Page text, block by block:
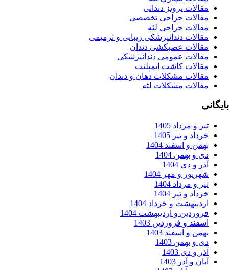
پروتز دندانی
جراحی تخصصی
جراحی لثه
دندانپزشکی زیبایی و ترمیمی
عصبکشی دندان
عمومی دندانپزشکی
کاشت ایمپلنت
مشکلات دهان و دندان
مشکلات لثه
و مرداد 1405
و تیر 1405
و اسفند 1404
و بهمن 1404
و دی 1404
و مهر 1404
و مرداد 1404
و تیر 1404
و خرداد 1404
و اردیبهشت 1404
و فروردین 1403
و اسفند 1403
و بهمن 1403
و دی 1403
و آذر 1403